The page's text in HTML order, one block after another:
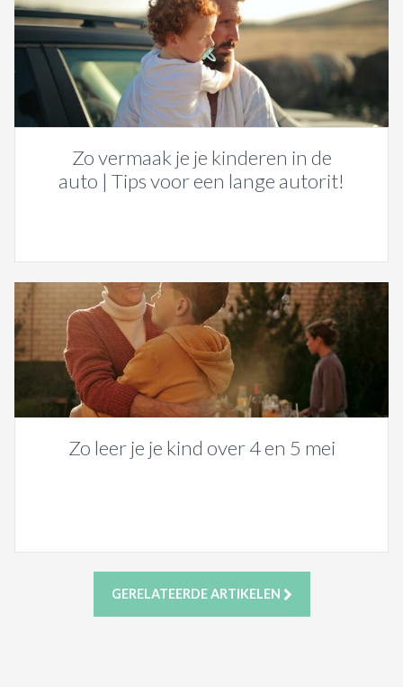
Zo vermaak je je kinderen in de
auto | Tips voor een lange autorit!
Zo leer je je kind over 4 en 5 mei
GERELATEERDE ARTIKELEN